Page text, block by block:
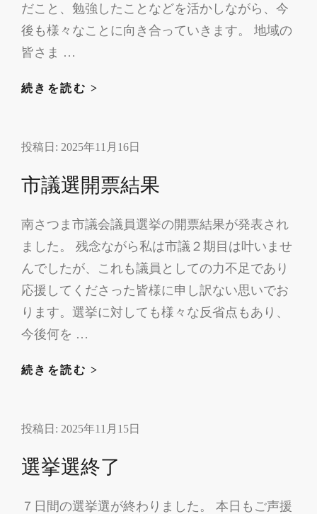
だこと、勉強したことなどを活かしながら、今
後も様々なことに向き合っていきます。 地域の
皆さま …
続きを読む >
ま
議
議
員
投稿日: 2025年11月16日
市議選開票結果
南さつま市議会議員選挙の開票結果が発表され
ました。 残念ながら私は市議２期目は叶いませ
んでしたが、これも議員としての力不足であり
応援してくださった皆様に申し訳ない思いでお
ります。選挙に対しても様々な反省点もあり、
今後何を …
続きを読む >
開
結
投稿日: 2025年11月15日
選挙選終了
７日間の選挙選が終わりました。 本日もご声援